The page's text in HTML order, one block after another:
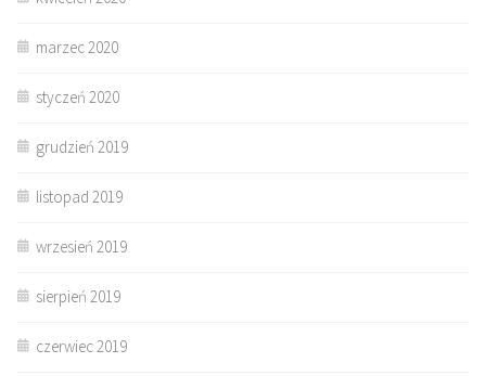
marzec 2020
styczeń 2020
grudzień 2019
listopad 2019
wrzesień 2019
sierpień 2019
czerwiec 2019